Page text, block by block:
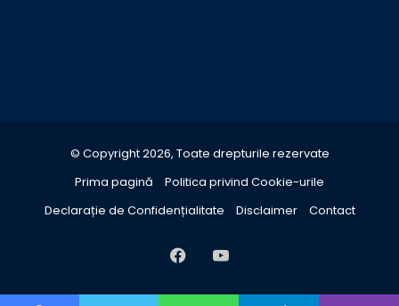
© Copyright 2026, Toate drepturile rezervate
Prima pagină
Politica privind Cookie-urile
Declarație de Confidențialitate
Disclaimer Contact
FacebookYouTube